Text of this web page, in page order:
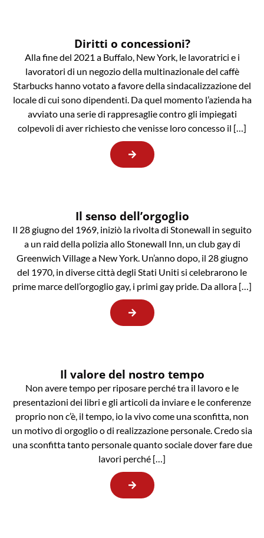
Diritti o concessioni?
Alla fine del 2021 a Buffalo, New York, le lavoratrici e i
lavoratori di un negozio della multinazionale del caffè
Starbucks hanno votato a favore della sindacalizzazione del
locale di cui sono dipendenti. Da quel momento l’azienda ha
avviato una serie di rappresaglie contro gli impiegati
colpevoli di aver richiesto che venisse loro concesso il […]
Il senso dell’orgoglio
Il 28 giugno del 1969, iniziò la rivolta di Stonewall in seguito
a un raid della polizia allo Stonewall Inn, un club gay di
Greenwich Village a New York. Un’anno dopo, il 28 giugno
del 1970, in diverse città degli Stati Uniti si celebrarono le
prime marce dell’orgoglio gay, i primi gay pride. Da allora […]
Il valore del nostro tempo
Non avere tempo per riposare perché tra il lavoro e le
presentazioni dei libri e gli articoli da inviare e le conferenze
proprio non c’è, il tempo, io la vivo come una sconfitta, non
un motivo di orgoglio o di realizzazione personale. Credo sia
una sconfitta tanto personale quanto sociale dover fare due
lavori perché […]